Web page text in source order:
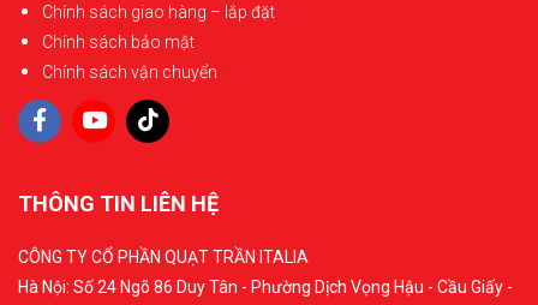
Chính sách giao hàng – lắp đặt
Chính sách bảo mật
Chính sách vận chuyển
THÔNG TIN LIÊN HỆ
CÔNG TY CỔ PHẦN QUẠT TRẦN ITALIA
Hà Nội: Số 24 Ngõ 86 Duy Tân - Phường Dịch Vọng Hậu - Cầu Giấy -